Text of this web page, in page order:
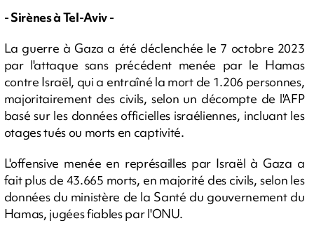
- Sirènes à Tel-Aviv -
La guerre à Gaza a été déclenchée le 7 octobre 2023
par l'attaque sans précédent menée par le Hamas
contre Israël, qui a entraîné la mort de 1.206 personnes,
majoritairement des civils, selon un décompte de l'AFP
basé sur les données officielles israéliennes, incluant les
otages tués ou morts en captivité.
L'offensive menée en représailles par Israël à Gaza a
fait plus de 43.665 morts, en majorité des civils, selon les
données du ministère de la Santé du gouvernement du
Hamas, jugées fiables par l'ONU.